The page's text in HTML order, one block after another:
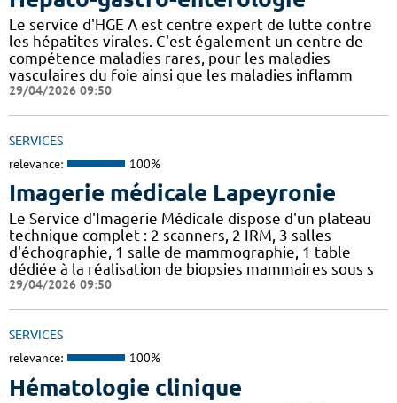
Le service d'HGE A est centre expert de lutte contre
les hépatites virales. C'est également un centre de
compétence maladies rares, pour les maladies
vasculaires du foie ainsi que les maladies inflamm
29/04/2026 09:50
SERVICES
relevance: 100%
Imagerie médicale Lapeyronie
Le Service d'Imagerie Médicale dispose d'un plateau
technique complet : 2 scanners, 2 IRM, 3 salles
d'échographie, 1 salle de mammographie, 1 table
dédiée à la réalisation de biopsies mammaires sous s
29/04/2026 09:50
SERVICES
relevance: 100%
Hématologie clinique